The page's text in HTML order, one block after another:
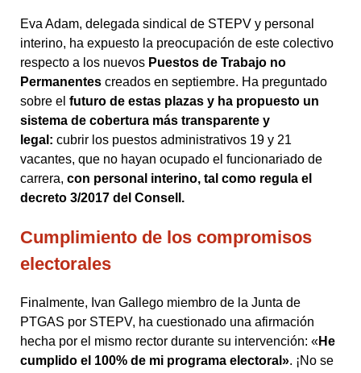
Eva Adam, delegada sindical de STEPV y personal
interino, ha expuesto la preocupación de este colectivo
respecto a los nuevos Puestos de Trabajo no
Permanentes creados en septiembre. Ha preguntado
sobre el futuro de estas plazas y ha propuesto un
sistema de cobertura más transparente y
legal: cubrir los puestos administrativos 19 y 21
vacantes, que no hayan ocupado el funcionariado de
carrera, con personal interino, tal como regula el
decreto 3/2017 del Consell.
Cumplimiento de los compromisos
electorales
Finalmente, Ivan Gallego miembro de la Junta de
PTGAS por STEPV, ha cuestionado una afirmación
hecha por el mismo rector durante su intervención: «He
cumplido el 100% de mi programa electoral». ¡No se